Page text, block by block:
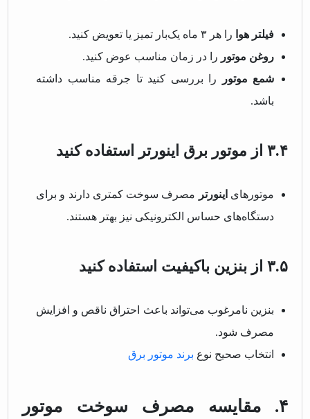
فیلتر هوا را هر ۳ ماه یک‌بار تمیز یا تعویض کنید.
روغن موتور را در زمان مناسب عوض کنید.
شمع موتور
را بررسی کنید تا جرقه مناسب داشته
باشد.
۳.۴ از موتور برق اینورتر استفاده کنید
موتورهای اینورتر
مصرف سوخت کمتری دارند و برای
دستگاه‌های حساس الکترونیکی نیز بهتر هستند.
۳.۵ از بنزین باکیفیت استفاده کنید
بنزین نامرغوب می‌تواند باعث احتراق ناقص و افزایش
مصرف شود.
انتخاب صحیح نوع برند موتور برق
۴. مقایسه مصرف سوخت موتور